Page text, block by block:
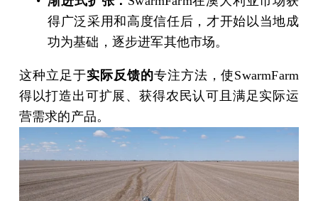
得广泛采用和高度信任后，才开始以当地成
功为基础，逐步进军其他市场。
这种立足于实际反馈的专注方法，使SwarmFarm
得以打造出可扩展、获得农民认可且满足实际运
营需求的产品。